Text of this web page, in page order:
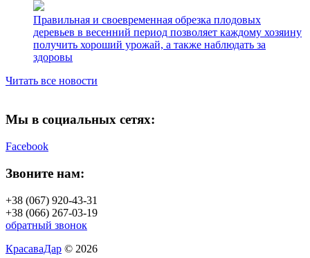
Правильная и своевременная обрезка плодовых
деревьев в весенний период позволяет каждому хозяину
получить хороший урожай, а также наблюдать за
здоровы
Читать все новости
Мы в социальных сетях:
Facebook
Звоните нам:
+38 (067) 920-43-31
+38 (066) 267-03-19
обратный звонок
КрасаваДар © 2026